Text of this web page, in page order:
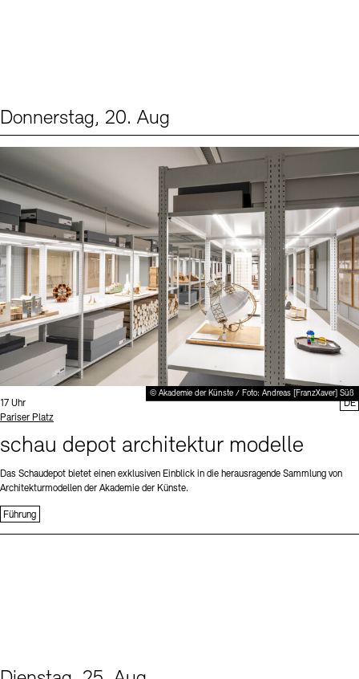
Donnerstag, 20. Aug
© Akademie der Künste / Foto: Andreas [FranzXaver] Süß
Uhrzeit:
17 Uhr
Standort
Pariser Platz
schau depot architektur modelle
Das Schaudepot bietet einen exklusiven Einblick in die herausragende Sammlung von
Architekturmodellen der Akademie der Künste.
Führung
DE